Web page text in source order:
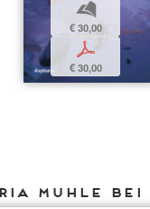
b
€ 30,00
p
€ 30,00
Muhle bei